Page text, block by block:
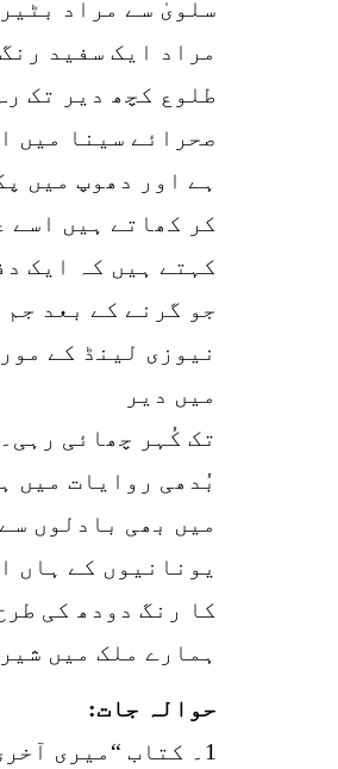
سلویٰ سے مراد
مراد ایک سفید
طلوع کچھ دیر تک
ہے اور دھوپ میں
کر کھاتے ہیں اسے
کہتے ہیں کہ ایک
جو گرنے کے بعد جم
نیوزی لینڈ کے
میں دیر
تک کُہر چھائی
بُدھی روایات میں
میں بھی بادلوں
یونانیوں کے ہاں
ہمارے ملک میں
حوالہ جات:
1۔ کتاب “میری آخری کتاب ” اَز ڈاکٹر غلام جیلانی برق، باب من وسلویٰ ،صفحہ نمبر192 تا 193